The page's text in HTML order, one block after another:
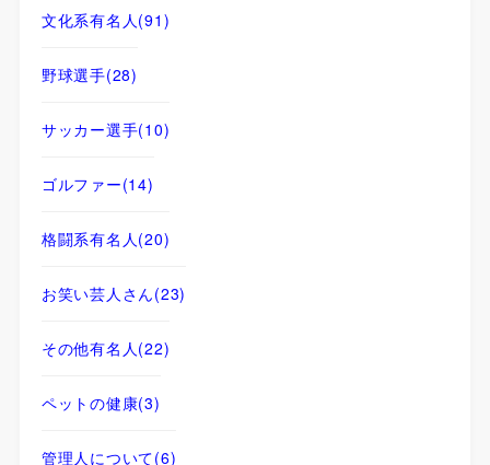
文化系有名人(91)
野球選手(28)
サッカー選手(10)
ゴルファー(14)
格闘系有名人(20)
お笑い芸人さん(23)
その他有名人(22)
ペットの健康(3)
管理人について(6)